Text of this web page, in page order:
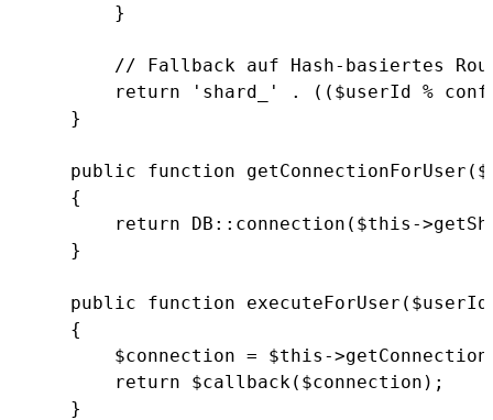
        }
// Fallback auf Hash-basiertes
return 'shard_' . (($userId %
    }
public function
    {
return DB::connection($this-
    }
public function
    {
$connection = $this-
        return $callback($connection);
    }